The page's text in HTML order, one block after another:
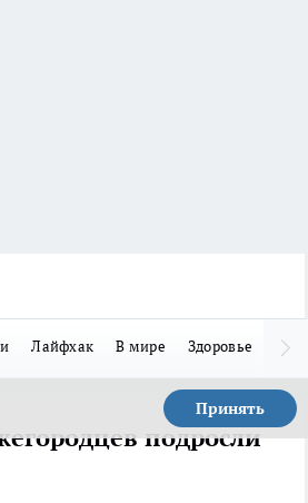
Лайфхак В мире Здоровье
Принять
подросли